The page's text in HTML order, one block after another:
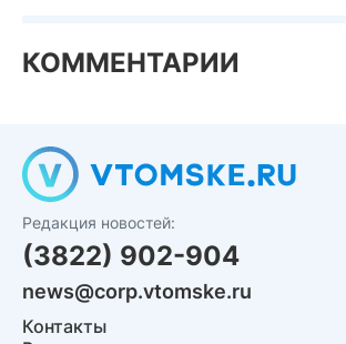
КОММЕНТАРИИ
Редакция новостей:
(3822) 902-904
news@corp.vtomske.ru
Контакты